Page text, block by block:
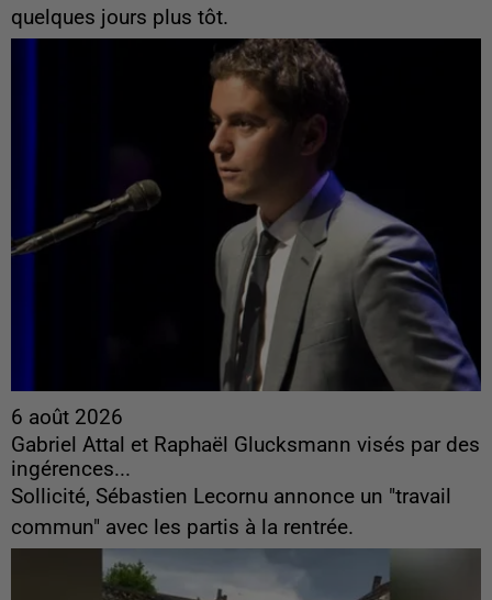
quelques jours plus tôt.
6 août 2026
Gabriel Attal et Raphaël Glucksmann visés par des
ingérences...
Sollicité, Sébastien Lecornu annonce un "travail
commun" avec les partis à la rentrée.